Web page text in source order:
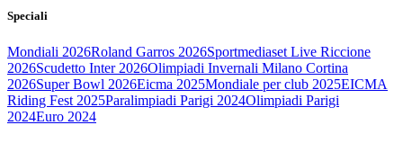
Speciali
Mondiali 2026Roland Garros 2026Sportmediaset Live Riccione
2026Scudetto Inter 2026Olimpiadi Invernali Milano Cortina
2026Super Bowl 2026Eicma 2025Mondiale per club 2025EICMA
Riding Fest 2025Paralimpiadi Parigi 2024Olimpiadi Parigi
2024Euro 2024